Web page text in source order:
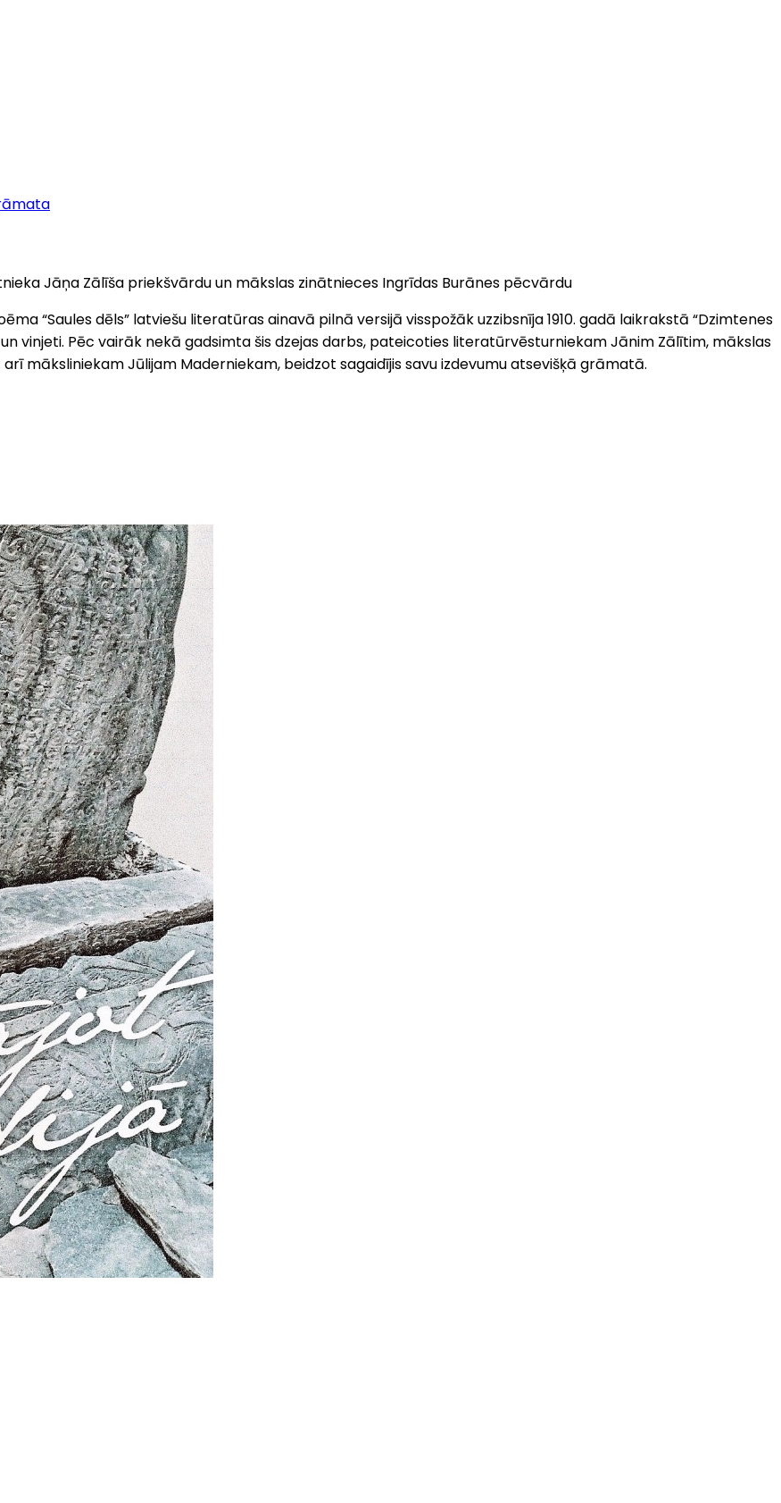
Jāņa Zālīša priekšvārdu un mākslas zinātnieces Ingrīdas Burānes pēcvārdu
“Saules dēls” latviešu literatūras ainavā pilnā versijā visspožāk uzzibsnīja 1910. gadā laikrakstā “Dzimtenes
vinjeti. Pēc vairāk nekā gadsimta šis dzejas darbs, pateicoties literatūrvēsturniekam Jānim Zālītim, mākslas
māksliniekam Jūlijam Maderniekam, beidzot sagaidījis savu izdevumu atsevišķā grāmatā.